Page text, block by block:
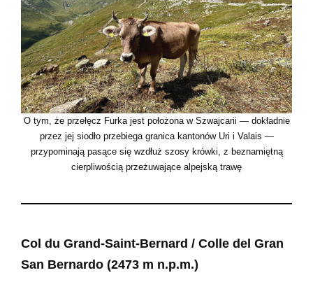
O tym, że przełęcz Furka jest położona w Szwajcarii — dokładnie
przez jej siodło przebiega granica kantonów Uri i Valais —
przypominają pasące się wzdłuż szosy krówki, z beznamiętną
cierpliwością przeżuwające alpejską trawę
Col du Grand-Saint-Bernard / Colle del Gran
San Bernardo (2473 m n.p.m.)